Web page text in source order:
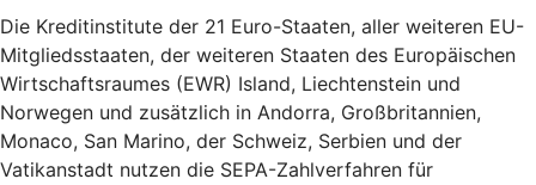
Die Kreditinstitute der 21 Euro-Staaten, aller weiteren EU-
Mitgliedsstaaten, der weiteren Staaten des Europäischen
Wirtschaftsraumes (EWR) Island, Liechtenstein und
Norwegen und zusätzlich in Andorra, Großbritannien,
Monaco, San Marino, der Schweiz, Serbien und der
Vatikanstadt nutzen die SEPA-Zahlverfahren für